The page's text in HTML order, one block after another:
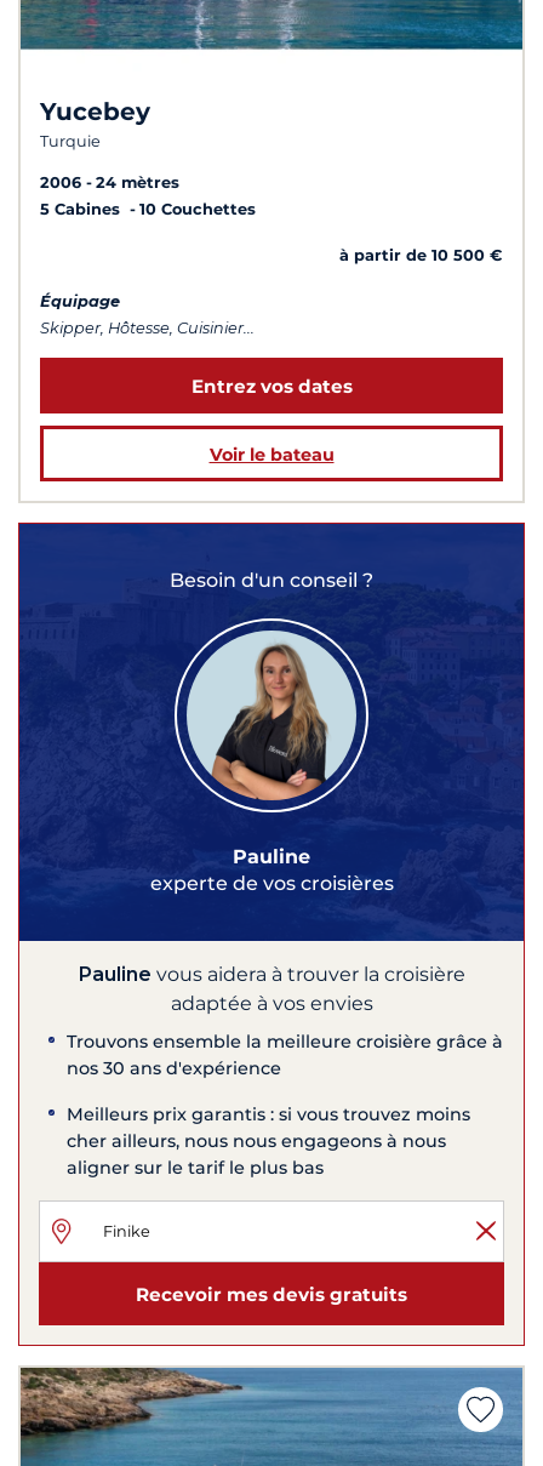
Yucebey
Turquie
2006
24 mètres
5 Cabines
10 Couchettes
à partir de 10 500 €
Équipage
Skipper, Hôtesse, Cuisinier...
Entrez vos dates
Voir le bateau
Besoin d'un conseil ?
Pauline
experte de vos croisières
Pauline vous aidera à trouver la croisière
adaptée à vos envies
Trouvons ensemble la meilleure croisière grâce à
nos 30 ans d'expérience
Meilleurs prix garantis : si vous trouvez moins
cher ailleurs, nous nous engageons à nous
aligner sur le tarif le plus bas
Recevoir mes devis gratuits